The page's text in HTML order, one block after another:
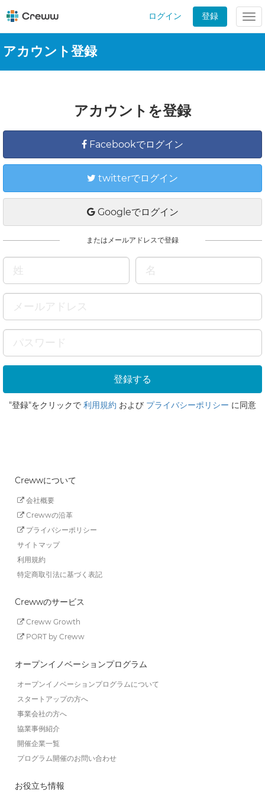
ログイン 登録
アカウント登録
アカウントを登録
Facebookでログイン
twitterでログイン
Googleでログイン
またはメールアドレスで登録
"登録"をクリックで 利用規約 および プライバシーポリシー に同意
Crewwについて
会社概要
Crewwの沿革
プライバシーポリシー
サイトマップ
利用規約
特定商取引法に基づく表記
Crewwのサービス
Creww Growth
PORT by Creww
オープンイノベーションプログラム
オープンイノベーションプログラムについて
スタートアップの方へ
事業会社の方へ
協業事例紹介
開催企業一覧
プログラム開催のお問い合わせ
お役立ち情報